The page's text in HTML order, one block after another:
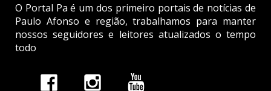
O Portal Pa é um dos primeiro portais de notícias de
Paulo Afonso e região, trabalhamos para manter
nossos seguidores e leitores atualizados o tempo
todo